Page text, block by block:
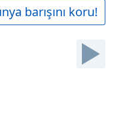
barışını koru!